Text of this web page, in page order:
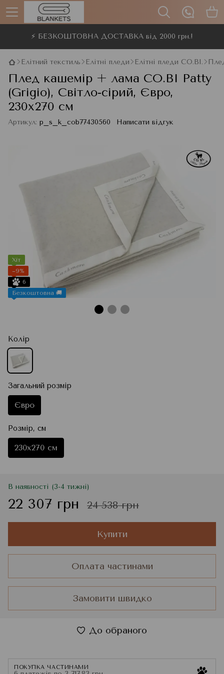
⚡ БЕЗКОШТОВНА ДОСТАВКА від 2000 грн.!
Елітний текстиль Елітні пледи Елітні пледи CO.BI.
Плед кашемір + лама CO.BI Patty
(Grigio), Світло-сірий, Євро,
230x270 см
Артикул: p_s_k_cob77430560 Написати відгук
Хіт
−9%
6
Безкоштовна 🚚
Колір
Загальний розмір
Євро
Розмір, см
230x270 см
В наявності (3-4 тижні)
22 307 грн 24 538 грн
Купити
Оплата частинами
Замовити швидко
До обраного
ПОКУПКА ЧАСТИНАМИ